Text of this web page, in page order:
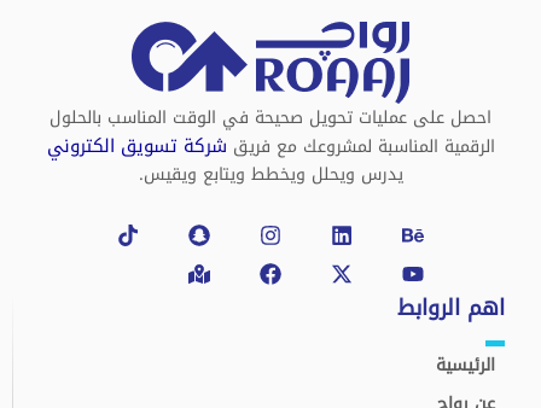
احصل على عمليات تحويل صحيحة في الوقت المناسب بالحلول
الرقمية المناسبة لمشروعك مع فريق شركة تسويق الكتروني
يدرس ويحلل ويخطط ويتابع ويقيس.
Behance
Linkedin
Instagram
Snapchat
Tiktok Youtube
X-
twitter
Facebook
Map-
marked-
alt
اهم الروابط
الرئيسية